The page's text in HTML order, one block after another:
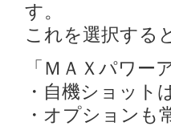
す。
これを選択する
「ＭＡＸパワ
・自機ショット
・オプションも